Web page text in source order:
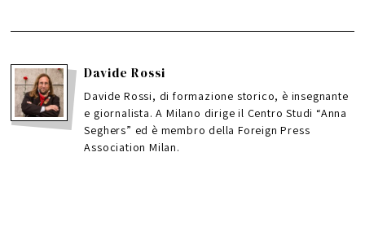
Davide Rossi
Davide Rossi, di formazione storico, è insegnante
e giornalista. A Milano dirige il Centro Studi “Anna
Seghers” ed è membro della Foreign Press
Association Milan.